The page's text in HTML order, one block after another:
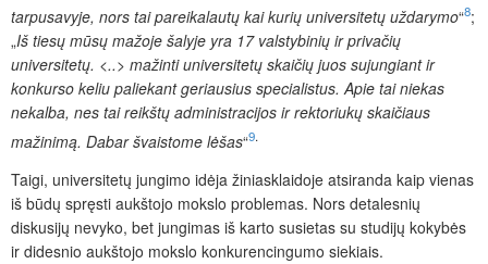
tarpusavyje, nors tai pareikalautų kai kurių universitetų uždarymo“8;
„Iš tiesų mūsų mažoje šalyje yra 17 valstybinių ir privačių
universitetų. <..> mažinti universitetų skaičių juos sujungiant ir
konkurso keliu paliekant geriausius specialistus. Apie tai niekas
nekalba, nes tai reikštų administracijos ir rektoriukų skaičiaus
mažinimą. Dabar švaistome lėšas“9.
Taigi, universitetų jungimo idėja žiniasklaidoje atsiranda kaip vienas
iš būdų spręsti aukštojo mokslo problemas. Nors detalesnių
diskusijų nevyko, bet jungimas iš karto susietas su studijų kokybės
ir didesnio aukštojo mokslo konkurencingumo siekiais.